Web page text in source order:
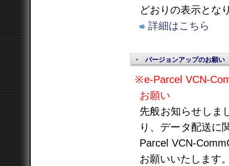
どおりの表示とな
詳細はこちら
バージョンアップのお願い
※e-Parcel VCN-
お願い
先般お知らせしま
り、データ配送に
Parcel VCN-
お願いいたします